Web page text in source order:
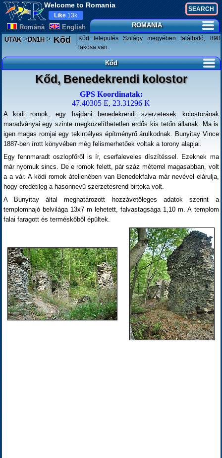
Welcome to Romania
Românã English
Like 13k
ROMANIA
UTAK>DN1H>Kőd
Kőd település Szilágy megyében található, 898
lakosa van.
Kőd
Kőd, Benedekrendi kolostor
GPS Koordinatak:
47.40305 E, 23.31296 K
A ködi romok, egy hajdani benedekrendi szerzetesek kolostorának
maradványai egy szinte megközelíthetetlen erdős kis tetőn állanak. Ma is
igen magas romjai egy tekintélyes építményrő árulkodnak. Bunyitay Vince
1887-ben írott könyvében még felismerhetőek voltak a torony alapjai.
Egy fennmaradt oszlopfőről is ír, cserfaleveles díszítéssel. Ezeknek ma
már nyomuk sincs. De e romok felett, pár száz méterrel magasabban, volt
a a vár. A ködi romok átellenében van Benedekfalva már nevével elárulja,
hogy eredetileg a hasonnevű szerzetesrend birtoka volt.
A Bunyitay által meghatározott hozzávetőleges adatok szerint a
templomhajó belvilága 13x7 m lehetett, falvastagsága 1,10 m. A templom
falai faragott és terméskőből épültek.